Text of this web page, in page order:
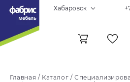
Хабаровск
Главная / Каталог /